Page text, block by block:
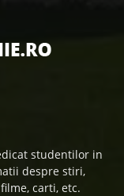
studentilor in
despre stiri,
carti, etc.